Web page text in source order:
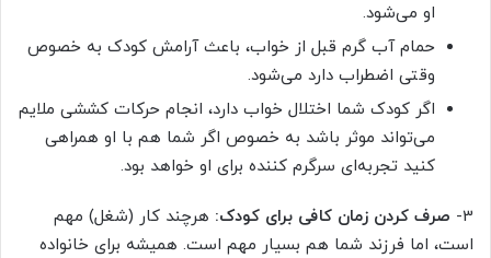
او می‌شود.
حمام آب گرم قبل از خواب، باعث آرامش کودک به خصوص
وقتی اضطراب دارد می‌شود.
اگر کودک شما اختلال خواب دارد، انجام حرکات کششی ملایم
می‌تواند موثر باشد به خصوص اگر شما هم با او همراهی
کنید تجربه‌ای سرگرم کننده برای او خواهد بود.
3- صرف کردن زمان کافی برای کودک: هرچند کار (شغل) مهم
است، اما فرزند شما هم بسیار مهم است. همیشه برای خانواده